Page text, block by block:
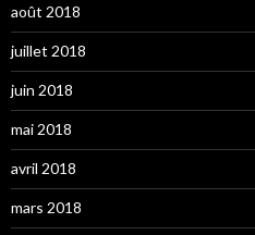
août 2018
juillet 2018
juin 2018
mai 2018
avril 2018
mars 2018